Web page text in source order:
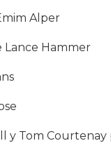
Alper
Lance Hammer
y Tom Courtenay